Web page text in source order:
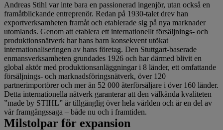
Andreas Stihl var inte bara en passionerad ingenjör, utan också en
framåtblickande entreprenör. Redan på 1930-talet drev han
exportverksamheten framåt och etablerade sig på nya marknader
utomlands. Genom att etablera ett internationellt försäljnings- och
produktionsnätverk har hans barn konsekvent utökat
internationaliseringen av hans företag. Den Stuttgart-baserade
enmansverksamheten grundades 1926 och har därmed blivit en
global aktör med produktionsanläggningar i 8 länder, ett omfattande
försäljnings- och marknadsföringsnätverk, över 120
partnerimportörer och mer än 52 000 återförsäljare i över 160 länder.
Detta internationella nätverk garanterar att den välkända kvaliteten
”made by STIHL” är tillgänglig över hela världen och är en del av
vår framgångssaga – både nu och i framtiden.
Milstolpar för expansion